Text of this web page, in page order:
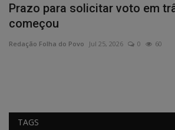
Prazo para solicitar voto em
começou
Redação Folha do Povo Jul 25, 2026 0 60
TAGS